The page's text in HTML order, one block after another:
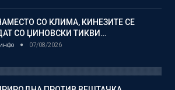
СО КЛИМА, КИНЕЗИТЕ СЕ
СО ЏИНОВСКИ ТИКВИ…
07/08/2026